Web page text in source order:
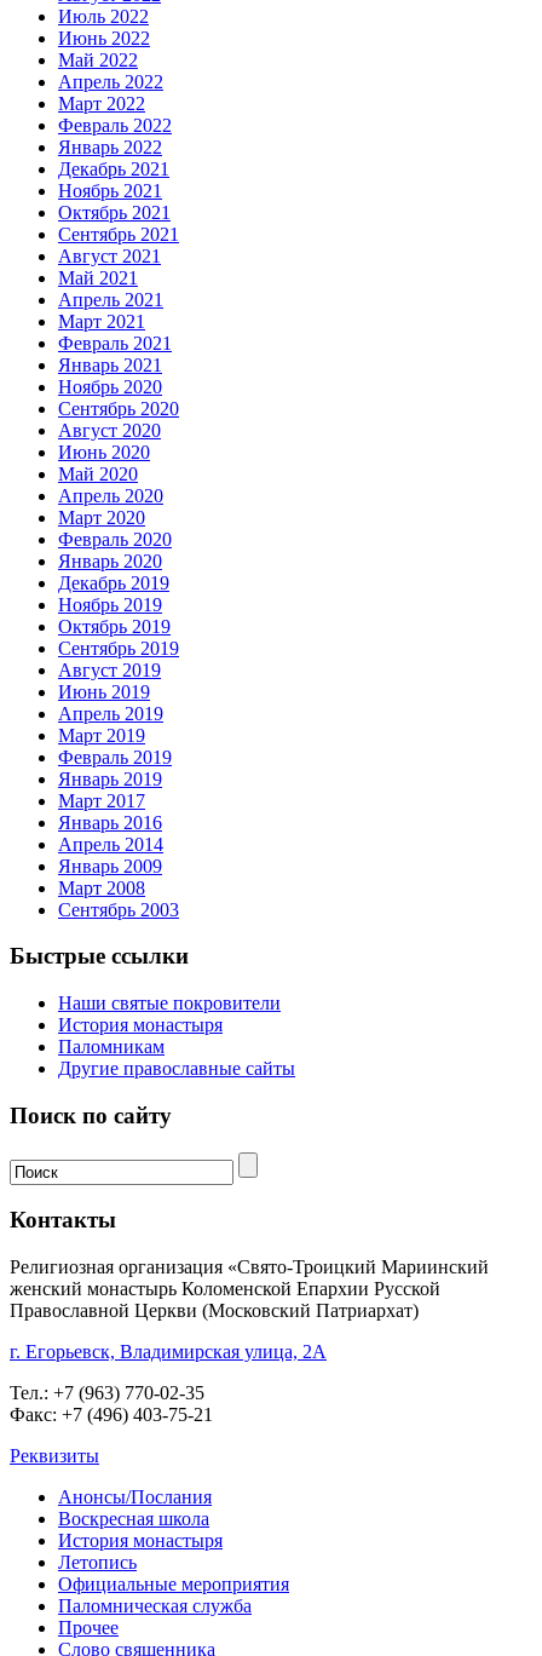
Июль 2022
Июнь 2022
Май 2022
Апрель 2022
Март 2022
Февраль 2022
Январь 2022
Декабрь 2021
Ноябрь 2021
Октябрь 2021
Сентябрь 2021
Август 2021
Май 2021
Апрель 2021
Март 2021
Февраль 2021
Январь 2021
Ноябрь 2020
Сентябрь 2020
Август 2020
Июнь 2020
Май 2020
Апрель 2020
Март 2020
Февраль 2020
Январь 2020
Декабрь 2019
Ноябрь 2019
Октябрь 2019
Сентябрь 2019
Август 2019
Июнь 2019
Апрель 2019
Март 2019
Февраль 2019
Январь 2019
Март 2017
Январь 2016
Апрель 2014
Январь 2009
Март 2008
Сентябрь 2003
Быстрые ссылки
Наши святые покровители
История монастыря
Паломникам
Другие православные сайты
Поиск по сайту
Контакты
Религиозная организация «Свято-Троицкий Мариинский
женский монастырь Коломенской Епархии Русской
Православной Церкви (Московский Патриархат)
г. Егорьевск, Владимирская улица, 2А
Тел.: +7 (963) 770-02-35
Факс: +7 (496) 403-75-21
Реквизиты
Анонсы/Послания
Воскресная школа
История монастыря
Летопись
Официальные мероприятия
Паломническая служба
Прочее
Слово священника